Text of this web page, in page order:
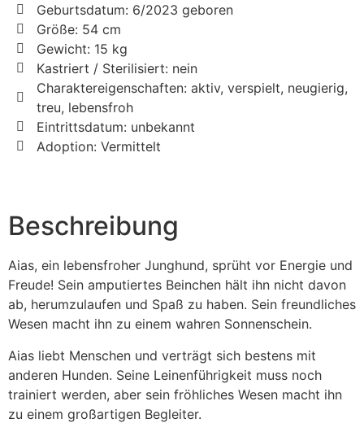
Geburtsdatum: 6/2023 geboren
Größe: 54 cm
Gewicht: 15 kg
Kastriert / Sterilisiert: nein
Charaktereigenschaften: aktiv, verspielt, neugierig,
treu, lebensfroh
Eintrittsdatum: unbekannt
Adoption: Vermittelt
Beschreibung
Aias, ein lebensfroher Junghund, sprüht vor Energie und
Freude! Sein amputiertes Beinchen hält ihn nicht davon
ab, herumzulaufen und Spaß zu haben. Sein freundliches
Wesen macht ihn zu einem wahren Sonnenschein.
Aias liebt Menschen und verträgt sich bestens mit
anderen Hunden. Seine Leinenführigkeit muss noch
trainiert werden, aber sein fröhliches Wesen macht ihn
zu einem großartigen Begleiter.